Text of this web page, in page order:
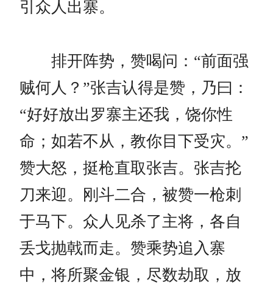
引众人出寨。
排开阵势，赞喝问：“前面强
贼何人？”张吉认得是赞，乃曰：
“好好放出罗寨主还我，饶你性
命；如若不从，教你目下受灾。”
赞大怒，挺枪直取张吉。张吉抡
刀来迎。刚斗二合，被赞一枪刺
于马下。众人见杀了主将，各自
丢戈抛戟而走。赞乘势追入寨
中，将所聚金银，尽数劫取，放